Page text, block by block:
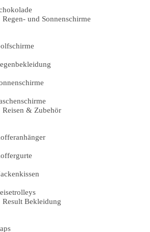
Regen- und Sonnenschirme
Reisen & Zubehör
Result Bekleidung